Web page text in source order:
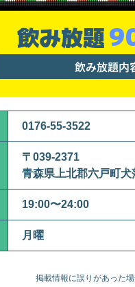
飲み放題
飲み放題内
0176-55-3522
〒039-2371
青森県上北郡六戸町
19:00〜24:00
月曜
掲載情報に誤りがあった